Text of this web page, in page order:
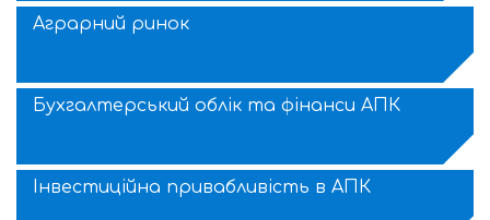
Аграрний ринок
Бухгалтерський облік та фінанси АПК
Інвестиційна привабливість в АПК